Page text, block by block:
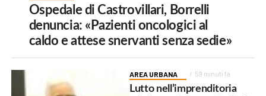
Ospedale di Castrovillari, Borrelli
denuncia: «Pazienti oncologici al
caldo e attese snervanti senza sedie»
AREA URBANA 59 minuti fa
Lutto nell’imprenditoria